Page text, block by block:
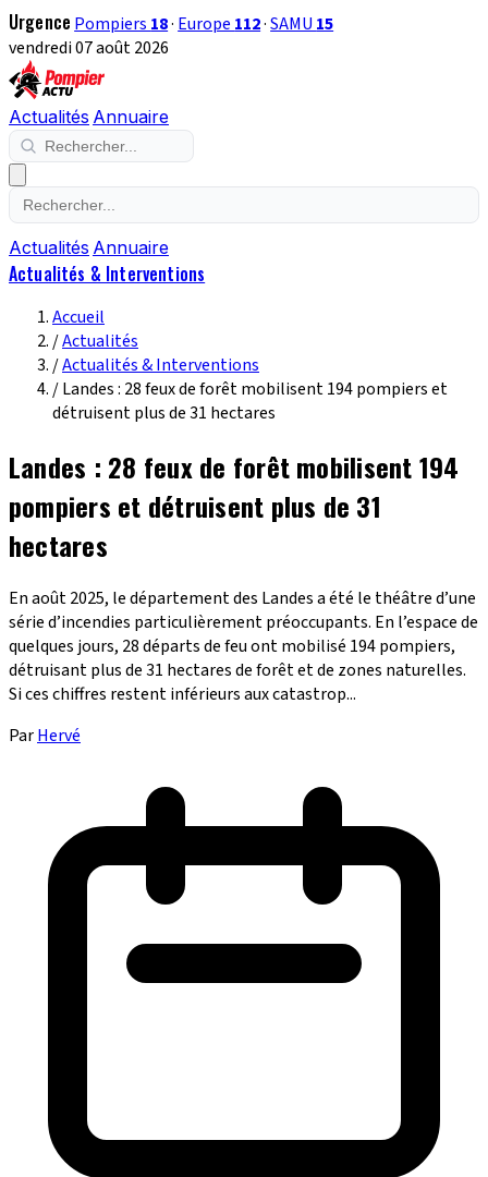
Urgence Pompiers 18· Europe 112·SAMU 15
vendredi 07 août 2026
Actualités Annuaire
Actualités Annuaire
Actualités & Interventions
Accueil
/Actualités
/Actualités & Interventions
/Landes : 28 feux de forêt mobilisent 194 pompiers et
détruisent plus de 31 hectares
Landes : 28 feux de forêt mobilisent 194
pompiers et détruisent plus de 31
hectares
En août 2025, le département des Landes a été le théâtre d’une
série d’incendies particulièrement préoccupants. En l’espace de
quelques jours, 28 départs de feu ont mobilisé 194 pompiers,
détruisant plus de 31 hectares de forêt et de zones naturelles.
Si ces chiffres restent inférieurs aux catastrop...
ParHervé